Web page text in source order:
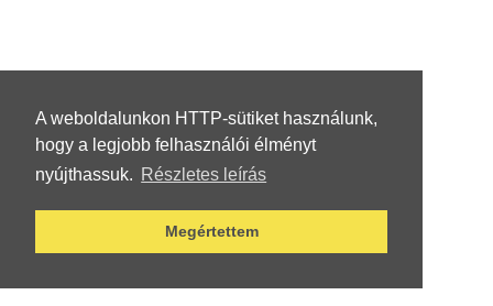
A weboldalunkon HTTP-sütiket használunk,
hogy a legjobb felhasználói élményt
nyújthassuk. Részletes leírás
Megértettem